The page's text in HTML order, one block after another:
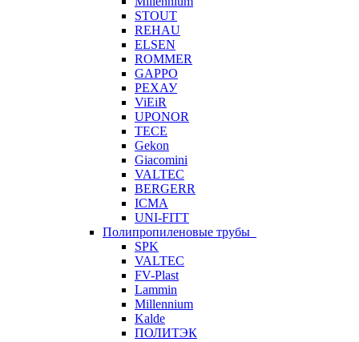
STOUT
REHAU
ELSEN
ROMMER
GAPPO
РЕХАУ
ViEiR
UPONOR
TECE
Gekon
Giacomini
VALTEC
BERGERR
ICMA
UNI-FITT
Полипропиленовые трубы
SPK
VALTEC
FV-Plast
Lammin
Millennium
Kalde
ПОЛИТЭК